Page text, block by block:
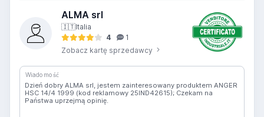
ALMA srl
🇮🇹Italia
4
1
Zobacz kartę sprzedawcy
Wiadomość